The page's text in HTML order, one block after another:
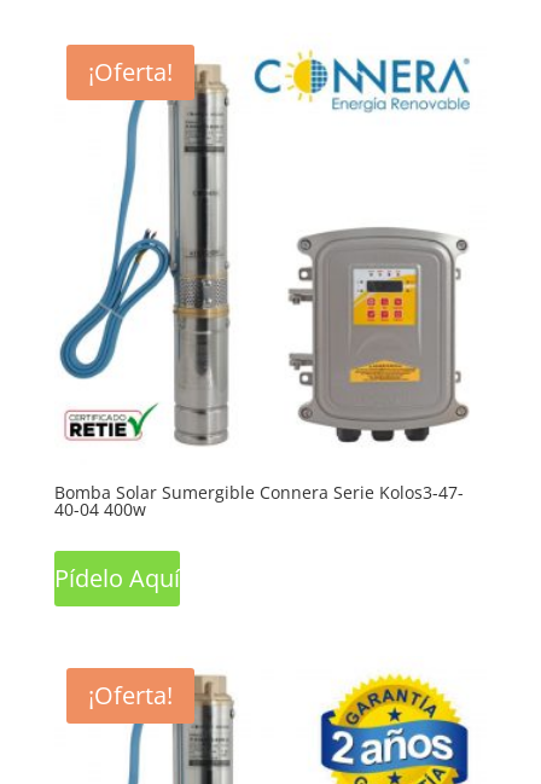
¡Oferta!
Bomba Solar Sumergible Connera Serie Kolos3-47-
40-04 400w
Pídelo Aquí
¡Oferta!